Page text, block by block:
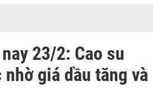
23/2: Cao su
giá dầu tăng và